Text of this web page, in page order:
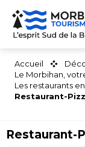
Aller
contenu
Accueil
Le Morbihan,
Les restaurants
Restaurant-
Restaurant-